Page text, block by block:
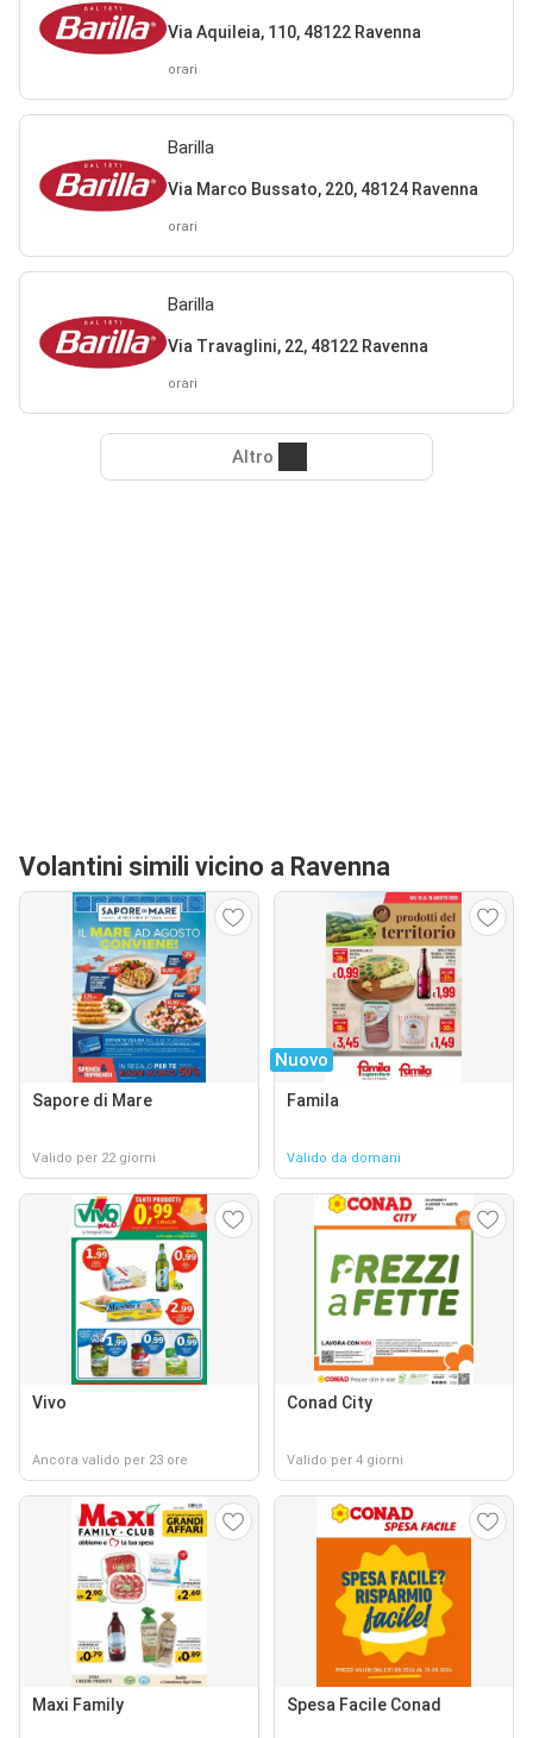
Via Aquileia, 110, 48122 Ravenna
orari
Barilla
Via Marco Bussato, 220, 48124 Ravenna
orari
Barilla
Via Travaglini, 22, 48122 Ravenna
orari
Altro
Volantini simili vicino a Ravenna
Sapore di Mare
Valido per 22 giorni
Nuovo
Famila
Valido da domani
Vivo
Ancora valido per 23 ore
Conad City
Valido per 4 giorni
Maxi Family Spesa Facile Conad